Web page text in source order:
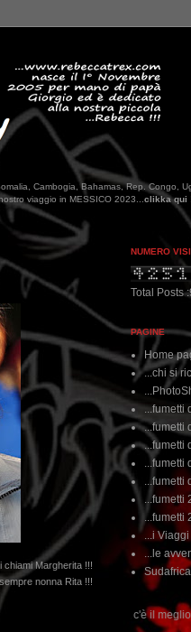
Cambogia, Bahamas, Rep. Congo,
clikka qui !!!
chiami Margherita !!!
nonna Rita !!!
NUMERO
Total Posts
PAGINE
Home
...chi si
...fumetti
...fumetti
...fumetti
...fumetti
...fumetti
...fumetti
...fumetti
...i
...le
il meglio del www.rebeccatrex.com